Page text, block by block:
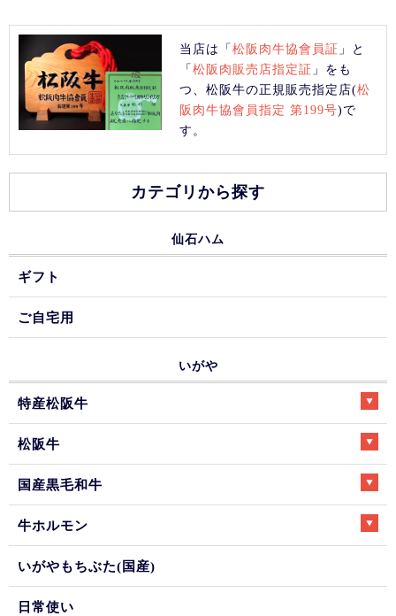
当店は「松阪肉牛協會員証 」と
「松阪肉販売店指定証 」をも
つ、松阪牛の正規販売指定店(松
阪肉牛協會員指定 第199号)で
す。
カテゴリから探す
仙石ハム
ギフト
ご自宅用
いがや
特産松阪牛
松阪牛
国産黒毛和牛
牛ホルモン
いがやもちぶた(国産)
日常使い